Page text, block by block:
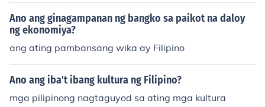
Ano ang ginagampanan ng bangko sa paikot na daloy
ng ekonomiya?
ang ating pambansang wika ay Filipino
Ano ang iba't ibang kultura ng Filipino?
mga pilipinong nagtaguyod sa ating mga kultura